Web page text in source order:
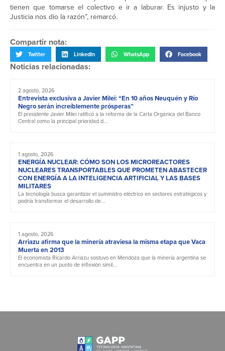
tienen que tomarse el colectivo e ir a laburar. Es injusto y la
Justicia nos dio la razón”, remarcó.
Compartir nota:
Twitter LinkedIn WhatsApp Facebook
Noticias relacionadas:
2 agosto, 2026
Entrevista exclusiva a Javier Milei: “En 10 años Neuquén y Río
Negro serán increíblemente prósperas”
El presidente Javier Milei ratificó a la reforma de la Carta Orgánica del Banco
Central como la principal prioridad d...
1 agosto, 2026
ENERGÍA NUCLEAR: CÓMO SON LOS MICROREACTORES
NUCLEARES TRANSPORTABLES QUE PROMETEN ABASTECER
CON ENERGÍA A LA INTELIGENCIA ARTIFICIAL Y LAS BASES
MILITARES
La tecnología busca garantizar el suministro eléctrico en sectores estratégicos y
podría transformar el desarrollo de...
1 agosto, 2026
Arriazu afirma que la minería atraviesa la misma etapa que Vaca
Muerta en 2013
El economista Ricardo Arriazu sostuvo en Mendoza que la minería argentina se
encuentra en un punto de inflexión simil...